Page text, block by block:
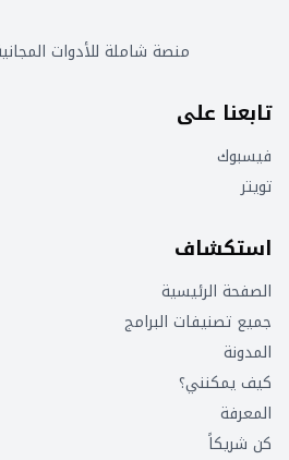
منصة شاملة للأدوات
تابعنا على
فيسبوك
تويتر
استكشاف
الصفحة الرئيسية
جميع تصنيفات البرامج
المدونة
كيف يمكنني؟
المعرفة
كن شريكاً